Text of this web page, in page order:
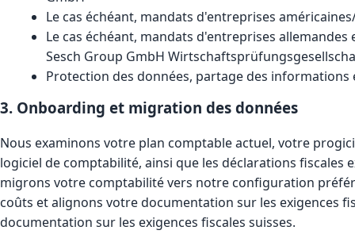
Le cas échéant, mandats d'entreprises
Le cas échéant, mandats d'entreprises
Sesch Group GmbH
Protection des données, partage des
3. Onboarding et migration des données
Nous examinons votre plan comptable actuel, votre
logiciel de comptabilité, ainsi que les déclarations fiscales
migrons votre comptabilité vers notre configuration
coûts et alignons votre documentation sur les exigences
documentation sur les exigences fiscales suisses.